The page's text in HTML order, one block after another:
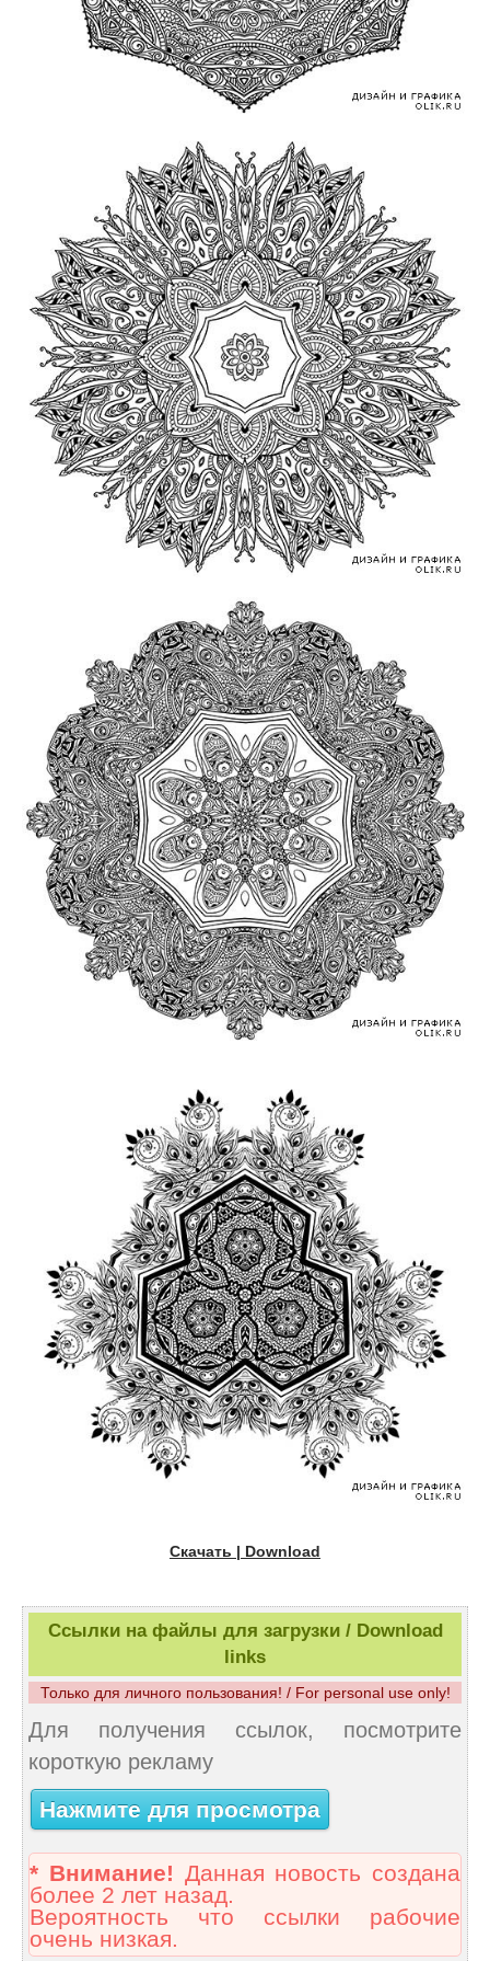
Скачать | Download
Ссылки на файлы для загрузки / Download
links
Только для личного пользования! / For personal use only!
Для получения ссылок, посмотрите
короткую рекламу
Нажмите для просмотра
* Внимание! Данная новость создана
более 2 лет назад.
Вероятность что ссылки рабочие
очень низкая.